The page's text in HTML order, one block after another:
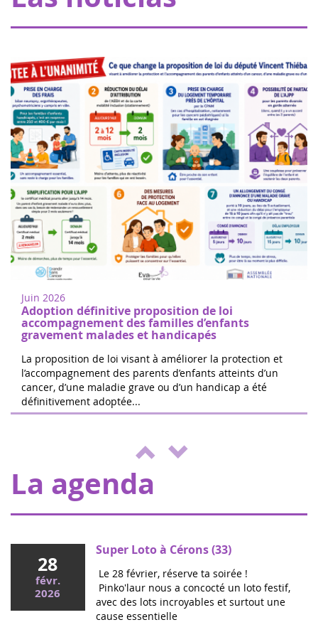
crear un espacio dedicado a los pequeños pacientes con
Juin 2026
Adoption définitive proposition de loi
accompagnement des familles d’enfants
gravement malades et handicapés
La proposition de loi visant à améliorer la protection et
l’accompagnement des parents d’enfants atteints d’un
cancer, d’une maladie grave ou d’un handicap a été
définitivement adoptée...
La agenda
18
juin
2022
Mujeres de corazón en Nogent sur
Oise
Camine o corra para apoyar la
Registro gratuito en el sitio. El 100% d...
04
Las 24 horas de Boissy le Cutté
El equipo de Running Pour L'espoir
actividades a beneficio de Eva pour la vie
y ENVOL, para apoyar a los niños e...
28
févr.
2026
Super Loto à Cérons (33)
Le 28 février, réserve ta soirée !
Pinko'laur nous a concocté un loto festif,
avec des lots incroyables et surtout une
cause essentielle